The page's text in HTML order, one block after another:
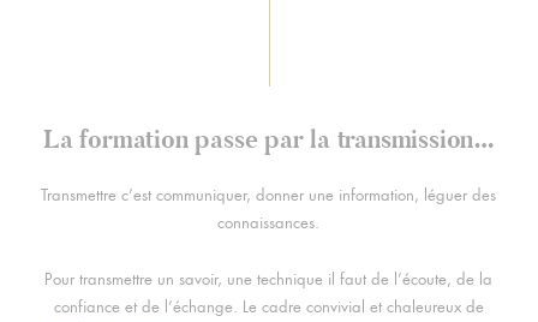
La formation passe par la transmission…
Transmettre c’est communiquer, donner une information, léguer des
connaissances.
Pour transmettre un savoir, une technique il faut de l’écoute, de la
confiance et de l’échange. Le cadre convivial et chaleureux de